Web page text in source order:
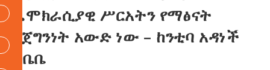
ዴሞክራሲያዊ ሥርአትን የማፅናት
የጀግንነት አውድ ነው – ከንቲባ አዳነች
አቤቤ